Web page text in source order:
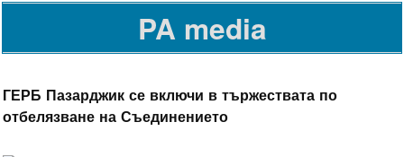
PA media
ГЕРБ Пазарджик се включи в тържествата по
отбелязване на Съединението